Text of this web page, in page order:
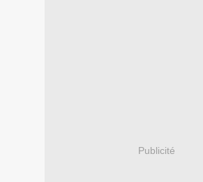
Publicité